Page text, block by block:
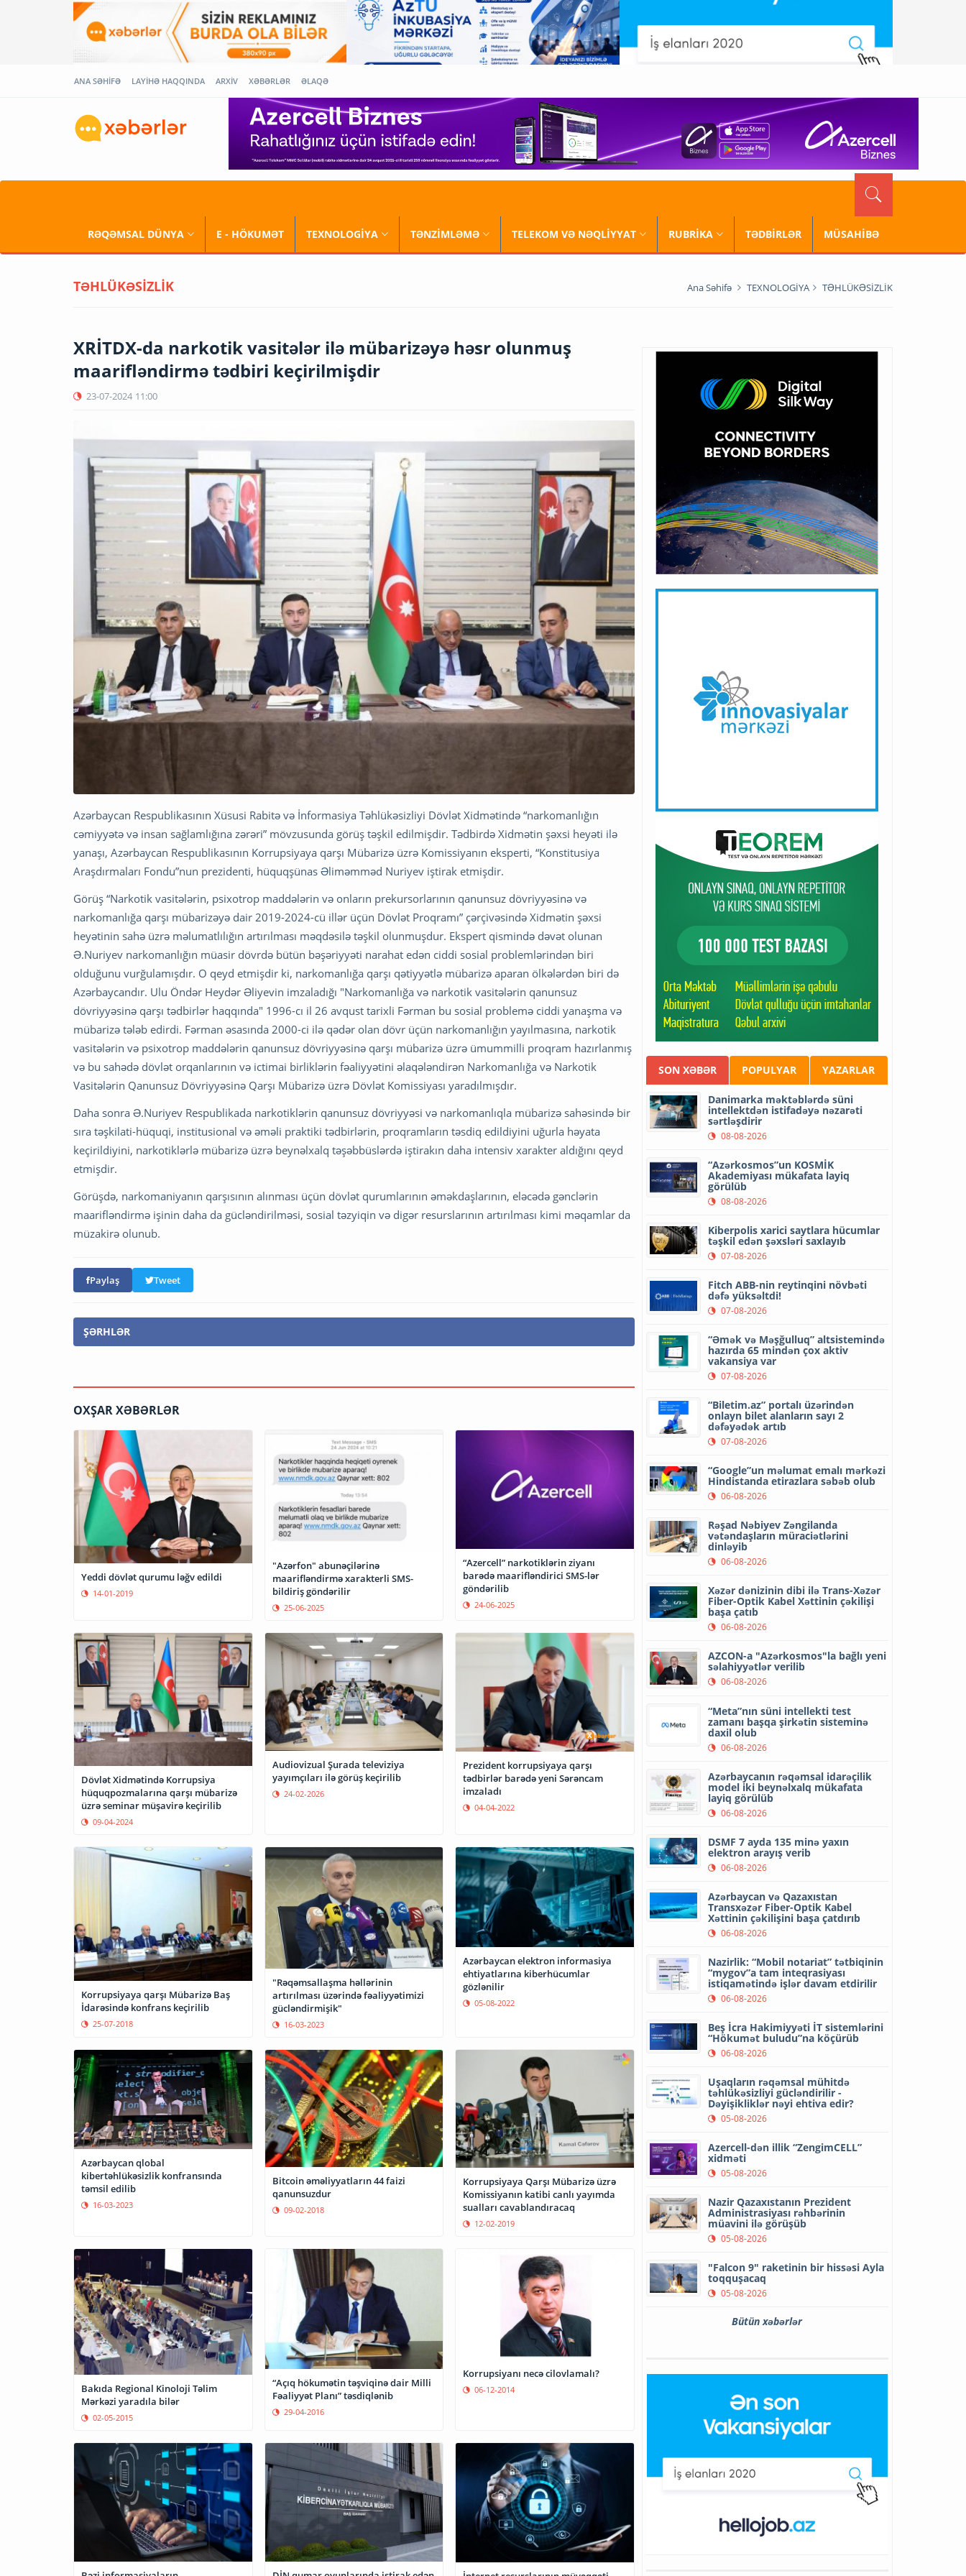
ANA SƏHİFƏ LAYİHƏ HAQQINDA ARXİV XƏBƏRLƏR ƏLAQƏ
RƏQƏMSAL DÜNYA E - HÖKUMƏT TEXNOLOGİYA TƏNZİMLƏMƏ TELEKOM VƏ NƏQLİYYAT RUBRİKA TƏDBİRLƏR MÜSAHİBƏ
TƏHLÜKƏSİZLİK Ana Səhifə TEXNOLOGİYA TƏHLÜKƏSİZLİK
XRİTDX-da narkotik vasitələr ilə mübarizəyə həsr olunmuş
maarifləndirmə tədbiri keçirilmişdir
23-07-2024 11:00
Azərbaycan Respublikasının Xüsusi Rabitə və İnformasiya Təhlükəsizliyi Dövlət Xidmətində “narkomanlığın
cəmiyyətə və insan sağlamlığına zərəri” mövzusunda görüş təşkil edilmişdir. Tədbirdə Xidmətin şəxsi heyəti ilə
yanaşı, Azərbaycan Respublikasının Korrupsiyaya qarşı Mübarizə üzrə Komissiyanın eksperti, “Konstitusiya
Araşdırmaları Fondu”nun prezidenti, hüquqşünas Əliməmməd Nuriyev iştirak etmişdir.
Görüş “Narkotik vasitələrin, psixotrop maddələrin və onların prekursorlarının qanunsuz dövriyyəsinə və
narkomanlığa qarşı mübarizəyə dair 2019-2024-cü illər üçün Dövlət Proqramı” çərçivəsində Xidmətin şəxsi
heyətinin sahə üzrə məlumatlılığın artırılması məqdəsilə təşkil olunmuşdur. Ekspert qismində dəvət olunan
Ə.Nuriyev narkomanlığın müasir dövrdə bütün bəşəriyyəti narahat edən ciddi sosial problemlərindən biri
olduğunu vurğulamışdır. O qeyd etmişdir ki, narkomanlığa qarşı qətiyyətlə mübarizə aparan ölkələrdən biri də
Azərbaycandır. Ulu Öndər Heydər Əliyevin imzaladığı "Narkomanlığa və narkotik vasitələrin qanunsuz
dövriyyəsinə qarşı tədbirlər haqqında" 1996-cı il 26 avqust tarixli Fərman bu sosial problemə ciddi yanaşma və
mübarizə tələb edirdi. Fərman əsasında 2000-ci ilə qədər olan dövr üçün narkomanlığın yayılmasına, narkotik
vasitələrin və psixotrop maddələrin qanunsuz dövriyyəsinə qarşı mübarizə üzrə ümummilli proqram hazırlanmış
və bu sahədə dövlət orqanlarının və ictimai birliklərin fəaliyyətini əlaqələndirən Narkomanlığa və Narkotik
Vasitələrin Qanunsuz Dövriyyəsinə Qarşı Mübarizə üzrə Dövlət Komissiyası yaradılmışdır.
Daha sonra Ə.Nuriyev Respublikada narkotiklərin qanunsuz dövriyyəsi və narkomanlıqla mübarizə sahəsində bir
sıra təşkilati-hüquqi, institusional və əməli praktiki tədbirlərin, proqramların təsdiq edildiyini uğurla həyata
keçirildiyini, narkotiklərlə mübarizə üzrə beynəlxalq təşəbbüslərdə iştirakın daha intensiv xarakter aldığını qeyd
etmişdir.
Görüşdə, narkomaniyanın qarşısının alınması üçün dövlət qurumlarının əməkdaşlarının, eləcədə gənclərin
maarifləndirmə işinin daha da gücləndirilməsi, sosial təzyiqin və digər resurslarının artırılması kimi məqamlar da
müzakirə olunub.
Paylaş Tweet
ŞƏRHLƏR
OXŞAR XƏBƏRLƏR
Yeddi dövlət qurumu ləğv edildi
14-01-2019
"Azərfon" abunəçilərinə
maarifləndirmə xarakterli SMS-
bildiriş göndərilir
25-06-2025
“Azercell” narkotiklərin ziyanı
barədə maarifləndirici SMS-lər
göndərilib
24-06-2025
Dövlət Xidmətində Korrupsiya
hüquqpozmalarına qarşı mübarizə
üzrə seminar müşavirə keçirilib
09-04-2024
Audiovizual Şurada televiziya
yayımçıları ilə görüş keçirilib
24-02-2026
Prezident korrupsiyaya qarşı
tədbirlər barədə yeni Sərəncam
imzaladı
04-04-2022
Korrupsiyaya qarşı Mübarizə Baş
İdarəsində konfrans keçirilib
25-07-2018
"Rəqəmsallaşma həllərinin
artırılması üzərində fəaliyyətimizi
gücləndirmişik"
16-03-2023
Azərbaycan elektron informasiya
ehtiyatlarına kiberhücumlar
gözlənilir
05-08-2022
Azərbaycan qlobal
kibertəhlükəsizlik konfransında
təmsil edilib
16-03-2023
Bitcoin əməliyyatların 44 faizi
qanunsuzdur
09-02-2018
Korrupsiyaya Qarşı Mübarizə üzrə
Komissiyanın katibi canlı yayımda
sualları cavablandıracaq
12-02-2019
Bakıda Regional Kinoloji Təlim
Mərkəzi yaradıla bilər
02-05-2015
“Açıq hökumətin təşviqinə dair Milli
Fəaliyyət Planı” təsdiqlənib
29-04-2016
Korrupsiyanı necə cilovlamalı?
06-12-2014
SON XƏBƏR POPULYAR YAZARLAR
Danimarka məktəblərdə süni
intellektdən istifadəyə nəzarəti
sərtləşdirir
08-08-2026
“Azərkosmos”un KOSMİK
Akademiyası mükafata layiq
görülüb
08-08-2026
Kiberpolis xarici saytlara hücumlar
təşkil edən şəxsləri saxlayıb
07-08-2026
Fitch ABB-nin reytinqini növbəti
dəfə yüksəltdi!
07-08-2026
“Əmək və Məşğulluq” altsistemində
hazırda 65 mindən çox aktiv
vakansiya var
07-08-2026
“Biletim.az” portalı üzərindən
onlayn bilet alanların sayı 2
dəfəyədək artıb
07-08-2026
“Google”un məlumat emalı mərkəzi
Hindistanda etirazlara səbəb olub
06-08-2026
Rəşad Nəbiyev Zəngilanda
vətəndaşların müraciətlərini
dinləyib
06-08-2026
Xəzər dənizinin dibi ilə Trans-Xəzər
Fiber-Optik Kabel Xəttinin çəkilişi
başa çatıb
06-08-2026
AZCON-a "Azərkosmos"la bağlı yeni
səlahiyyətlər verilib
06-08-2026
“Meta”nın süni intellekti test
zamanı başqa şirkətin sisteminə
daxil olub
06-08-2026
Azərbaycanın rəqəmsal idarəçilik
model iki beynəlxalq mükafata
layiq görülüb
06-08-2026
DSMF 7 ayda 135 minə yaxın
elektron arayış verib
06-08-2026
Azərbaycan və Qazaxıstan
Transxəzər Fiber-Optik Kabel
Xəttinin çəkilişini başa çatdırıb
06-08-2026
Nazirlik: “Mobil notariat” tətbiqinin
“mygov”a tam inteqrasiyası
istiqamətində işlər davam etdirilir
06-08-2026
Beş İcra Hakimiyyəti İT sistemlərini
“Hökumət buludu”na köçürüb
06-08-2026
Uşaqların rəqəmsal mühitdə
təhlükəsizliyi gücləndirilir -
Dəyişikliklər nəyi ehtiva edir?
05-08-2026
Azercell-dən illik “ZengimCELL”
xidməti
05-08-2026
Nazir Qazaxıstanın Prezident
Administrasiyası rəhbərinin
müavini ilə görüşüb
05-08-2026
"Falcon 9" raketinin bir hissəsi Ayla
toqquşacaq
05-08-2026
Bütün xəbərlər